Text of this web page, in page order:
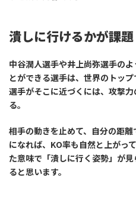
潰しに行けるかが課題
中谷潤人選手や井上尚弥選手の
とができる選手は、世界のトッ
選手がそこに近づくには、攻撃
る。
相手の動きを止めて、自分の距
になれば、KO率も自然と上がっ
た意味で「潰しに行く姿勢」が
ると思います。